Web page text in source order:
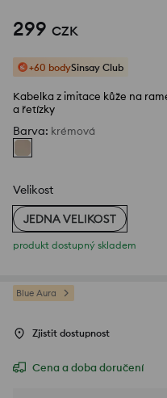
299 CZK
+60 bodySinsay Club
Kabelka z imitace kůže na
a řetízky
Barva: krémová
Velikost
JEDNA VELIKOST
produkt dostupný skladem
Blue Aura
Zjistit dostupnost
Cena a doba doručení